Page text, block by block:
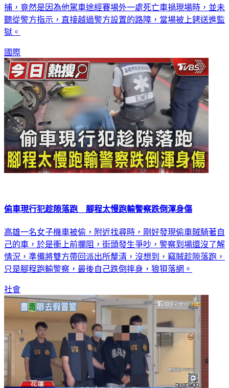
捕，竟然是因為他駕車途經賽場外一處死亡車禍現場時，並未
聽從警方指示，直接越過警方設置的路障，當場被上銬送進監
獄。
國際
偷車現行犯趁隙落跑 腳程太慢跑輸警察跌倒渾身傷
高雄一名女子機車被偷，附近找尋時，剛好發現偷車賊騎著自
己的車，於是衝上前攔阻，街頭發生爭吵，警察到場還沒了解
情況，準備將雙方帶回派出所釐清，沒想到，竊賊趁隙落跑，
只是腳程跑輸警察，最後自己跌倒摔身，狼狽落網。
社會